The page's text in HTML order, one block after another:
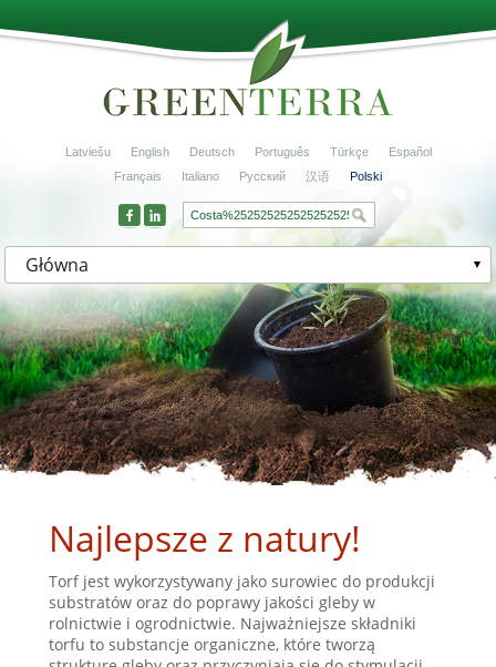
Latviešu English Deutsch Português Türkçe
Español
Français
Italiano Русский 汉语 Polski
Główna
Najlepsze z natury!
Torf jest wykorzystywany jako surowiec do produkcji
substratów oraz do poprawy jakości gleby w
rolnictwie i ogrodnictwie. Najważniejsze składniki
torfu to substancje organiczne, które tworzą